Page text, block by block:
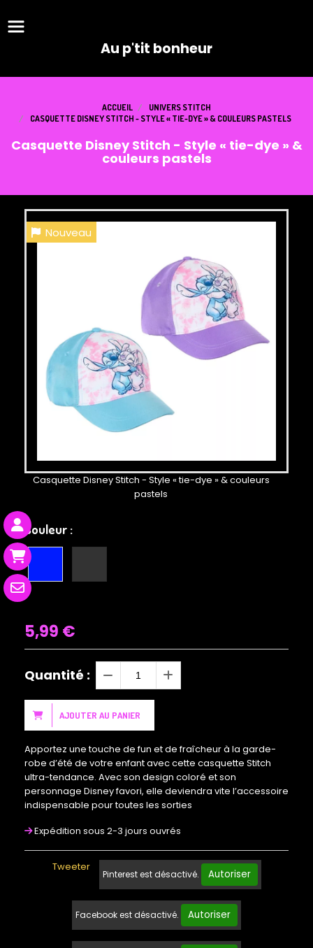
Au p'tit bonheur
ACCUEIL
UNIVERS STITCH
CASQUETTE DISNEY STITCH - STYLE « TIE-DYE » & COULEURS PASTELS
Casquette Disney Stitch - Style « tie-dye » &
couleurs pastels
Nouveau
Casquette Disney Stitch - Style « tie-dye » & couleurs
pastels
Couleur :
5,99 €
Quantité :
AJOUTER AU PANIER
Apportez une touche de fun et de fraîcheur à la garde-
robe d’été de votre enfant avec cette casquette Stitch
ultra-tendance. Avec son design coloré et son
personnage Disney favori, elle deviendra vite l’accessoire
indispensable pour toutes les sorties
Expédition sous 2-3 jours ouvrés
Tweeter
Pinterest est désactivé. Autoriser
Facebook est désactivé. Autoriser